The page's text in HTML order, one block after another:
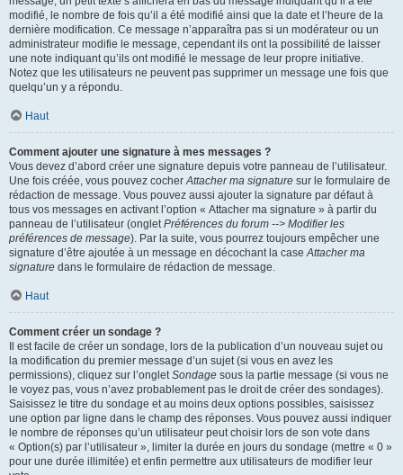
modifié, le nombre de fois qu’il a été modifié ainsi que la date et l’heure de la
dernière modification. Ce message n’apparaîtra pas si un modérateur ou un
administrateur modifie le message, cependant ils ont la possibilité de laisser
une note indiquant qu’ils ont modifié le message de leur propre initiative.
Notez que les utilisateurs ne peuvent pas supprimer un message une fois que
quelqu’un y a répondu.
Haut
Comment ajouter une signature à mes messages ?
Vous devez d’abord créer une signature depuis votre panneau de l’utilisateur.
Une fois créée, vous pouvez cocherAttacher ma signature sur le formulaire de
rédaction de message. Vous pouvez aussi ajouter la signature par défaut à
tous vos messages en activant l’option « Attacher ma signature » à partir du
panneau de l’utilisateur (ongletPréférences du forum --> Modifier les
préférences de message). Par la suite, vous pourrez toujours empêcher une
signature d’être ajoutée à un message en décochant la caseAttacher ma
signature dans le formulaire de rédaction de message.
Haut
Comment créer un sondage ?
Il est facile de créer un sondage, lors de la publication d’un nouveau sujet ou
la modification du premier message d’un sujet (si vous en avez les
permissions), cliquez sur l’ongletSondage sous la partie message (si vous ne
le voyez pas, vous n’avez probablement pas le droit de créer des sondages).
Saisissez le titre du sondage et au moins deux options possibles, saisissez
une option par ligne dans le champ des réponses. Vous pouvez aussi indiquer
le nombre de réponses qu’un utilisateur peut choisir lors de son vote dans
« Option(s) par l’utilisateur », limiter la durée en jours du sondage (mettre « 0 »
pour une durée illimitée) et enfin permettre aux utilisateurs de modifier leur